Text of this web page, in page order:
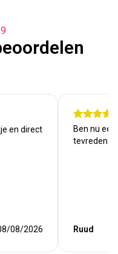
en direct
08/2026
Ben nu
tevreden.
Ruud